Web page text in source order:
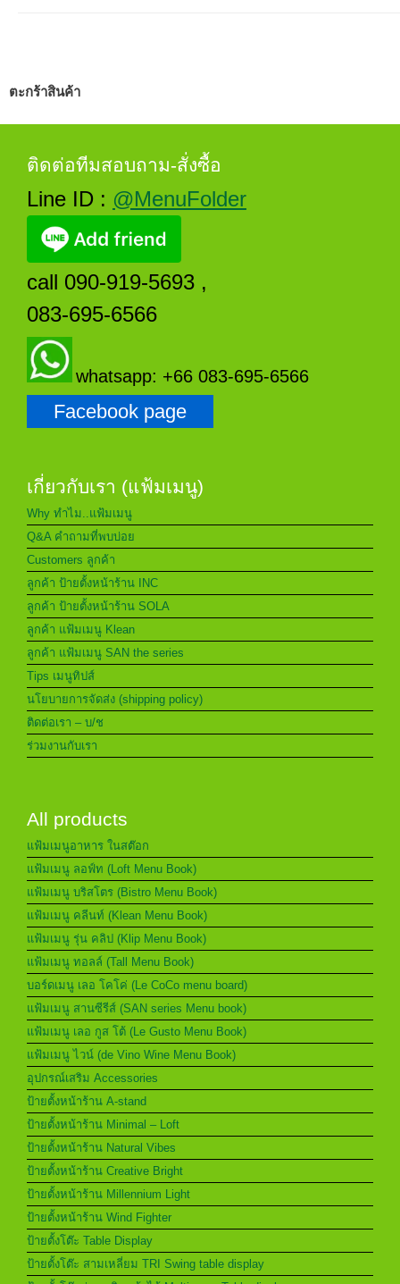
ตะกร้าสินค้า
ติดต่อทีมสอบถาม-สั่งซื้อ
Line ID : @MenuFolder
call 090-919-5693 ,
083-695-6566
whatsapp: +66 083-695-6566
Facebook page
เกี่ยวกับเรา (แฟ้มเมนู)
Why ทำไม..แฟ้มเมนู
Q&A คำถามที่พบบ่อย
Customers ลูกค้า
ลูกค้า ป้ายตั้งหน้าร้าน INC
ลูกค้า ป้ายตั้งหน้าร้าน SOLA
ลูกค้า แฟ้มเมนู Klean
ลูกค้า แฟ้มเมนู SAN the series
Tips เมนูทิปส์
นโยบายการจัดส่ง (shipping policy)
ติดต่อเรา – บ/ช
ร่วมงานกับเรา
All products
แฟ้มเมนูอาหาร ในสต๊อก
แฟ้มเมนู ลอฟ์ท (Loft Menu Book)
แฟ้มเมนู บริสโตร (Bistro Menu Book)
แฟ้มเมนู คลีนท์ (Klean Menu Book)
แฟ้มเมนู รุ่น คลิป (Klip Menu Book)
แฟ้มเมนู ทอลล์ (Tall Menu Book)
บอร์ดเมนู เลอ โคโค่ (Le CoCo menu board)
แฟ้มเมนู สานซีรีส์ (SAN series Menu book)
แฟ้มเมนู เลอ กูส โต้ (Le Gusto Menu Book)
แฟ้มเมนู ไวน์ (de Vino Wine Menu Book)
อุปกรณ์เสริม Accessories
ป้ายตั้งหน้าร้าน A-stand
ป้ายตั้งหน้าร้าน Minimal – Loft
ป้ายตั้งหน้าร้าน Natural Vibes
ป้ายตั้งหน้าร้าน Creative Bright
ป้ายตั้งหน้าร้าน Millennium Light
ป้ายตั้งหน้าร้าน Wind Fighter
ป้ายตั้งโต๊ะ Table Display
ป้ายตั้งโต๊ะ สามเหลี่ยม TRI Swing table display